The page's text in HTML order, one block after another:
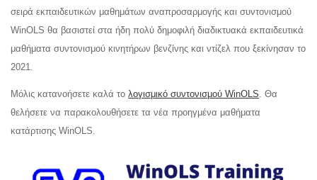
σειρά εκπαιδευτικών μαθημάτων αναπροσαρμογής και συντονισμού
WinOLS θα βασιστεί στα ήδη πολύ δημοφιλή διαδικτυακά εκπαιδευτικά
μαθήματα συντονισμού κινητήρων βενζίνης και ντίζελ που ξεκίνησαν το
2021.
Μόλις κατανοήσετε καλά το λογισμικό συντονισμού WinOLS. Θα
θελήσετε να παρακολουθήσετε τα νέα προηγμένα μαθήματα
κατάρτισης WinOLS.